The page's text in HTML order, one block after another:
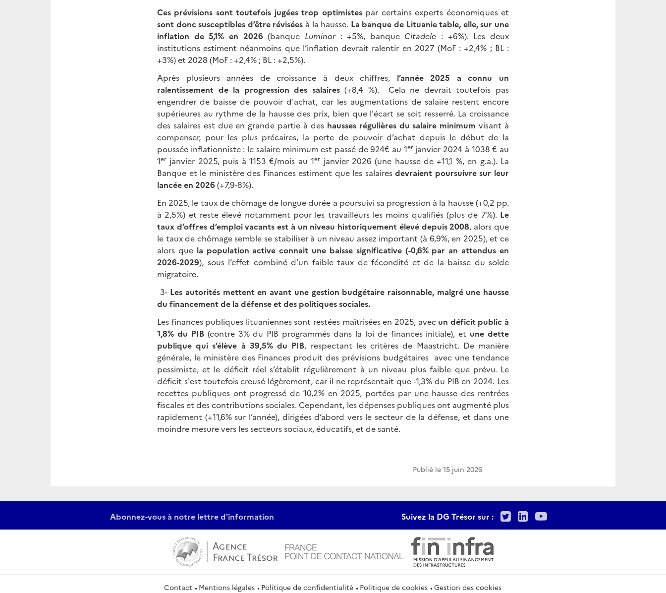
Ces prévisions sont toutefois jugées trop optimistespar certains experts économiques et
sont donc susceptibles d’être révisées à la hausse. La banque de Lituanie table, elle, sur une
inflation de 5,1% en 2026 (banque Luminor: +5%, banque Citadele : +6%). Les deux
institutions estiment néanmoins que l’inflation devrait ralentir en 2027 (MoF : +2,4% ; BL :
+3%) et 2028 (MoF : +2,4% ; BL : +2,5%).
Après plusieurs années de croissance à deux chiffres, l’année 2025 a connu un
ralentissement de la progression des salaires(+8,4 %).
Cela ne devrait toutefois pas
engendrer de baisse de pouvoir d'achat, car les augmentations de salaire restent encore
supérieures au rythme de la hausse des prix, bien que l'écart se soit resserré. La croissance
des salaires est due en grande partie à des hausses régulières du salaire minimum visant à
compenser, pour les plus précaires, la perte de pouvoir d’achat depuis le début de la
poussée inflationniste : le salaire minimum est passé de 924€ au 1erjanvier 2024 à 1038 € au
1er janvier 2025, puis à 1153 €/mois au 1er janvier 2026 (une hausse de +11,1 %, en g.a.). La
Banque et le ministère des Finances estiment que les salairesdevraient poursuivre sur leur
lancée en 2026 (+7,9-8%).
En 2025, le taux de chômage de longue durée a poursuivi sa progression à la hausse (+0,2 pp.
à 2,5%) et reste élevé notamment pour les travailleurs les moins qualifiés (plus de 7%). Le
taux d’offres d’emploi vacants est à un niveau historiquement élevé depuis 2008, alors que
le taux de chômage semble se stabiliser à un niveau assez important (à 6,9%, en 2025), et ce
alors que la population active connait une baisse significative (-0,6% par an attendus en
2026-2029), sous l’effet combiné d’un faible taux de fécondité et de la baisse du solde
migratoire.
3- Les autorités mettent en avant une gestion budgétaire raisonnable, malgré une hausse
du financement de la défense et des politiques sociales.
Les finances publiques lituaniennes sont restées maîtrisées en 2025, avec un déficit public à
1,8% du PIB(contre 3% du PIB programmés dans la loi de finances initiale), et une dette
publique qui s’élève à 39,5% du PIB, respectant les critères de Maastricht. De manière
générale, le ministère des Finances produit des prévisions budgétaires avec une tendance
pessimiste, et le déficit réel s’établit régulièrement à un niveau plus faible que prévu. Le
déficit s'est toutefois creusé légèrement, car il ne représentait que -1,3% du PIB en 2024. Les
recettes publiques ont progressé de 10,2% en 2025, portées par une hausse des rentrées
fiscales et des contributions sociales. Cependant, les dépenses publiques ont augmenté plus
rapidement (+11,6% sur l’année), dirigées d‘abord vers le secteur de la défense, et dans une
moindre mesure vers les secteurs sociaux, éducatifs, et de santé.
Publié le 15 juin 2026
Abonnez-vous à notre lettre d'information Suivez la DG Trésor sur : TwitterLinkedIn
Youtube
Contact Mentions légales Politique de confidentialité Politique de cookies Gestion des cookies